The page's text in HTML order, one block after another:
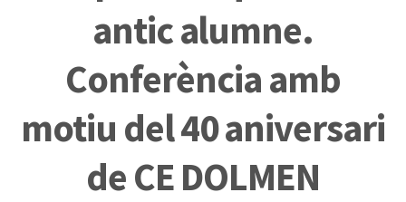
antic alumne.
Conferència amb
motiu del 40 aniversari
de CE DOLMEN